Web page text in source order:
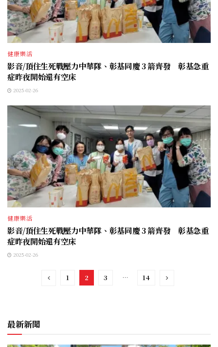
健康樂活
影音/頂住生死戰壓力中華隊、彰基同慶 3 箭齊發 彰基急重
症昨夜開始還有空床
2025-02-26
健康樂活
影音/頂住生死戰壓力中華隊、彰基同慶 3 箭齊發 彰基急重
症昨夜開始還有空床
2025-02-26
1 2 3 … 14
最新新聞